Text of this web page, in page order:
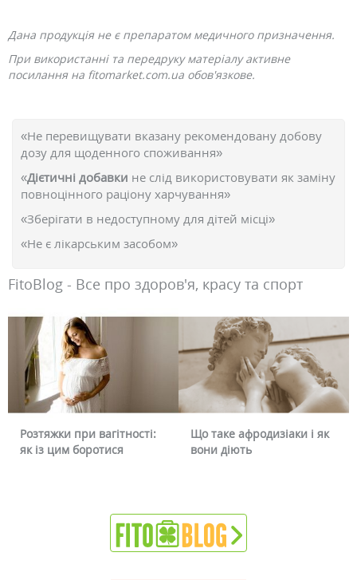
Дана продукція не є препаратом медичного призначення.
При використанні та передруку матеріалу активне
посилання на fitomarket.com.ua обов'язкове.
«Не перевищувати вказану рекомендовану добову
дозу для щоденного споживання»
«Дієтичні добавки не слід використовувати як заміну
повноцінного раціону харчування»
«Зберігати в недоступному для дітей місці»
«Не є лікарським засобом»
FitoBlog - Все про здоров'я, красу та спорт
Розтяжки при вагітності:
як із цим боротися
Що таке афродизіаки і як
вони діють